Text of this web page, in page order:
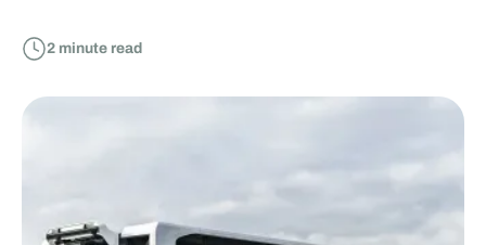
2 minute read